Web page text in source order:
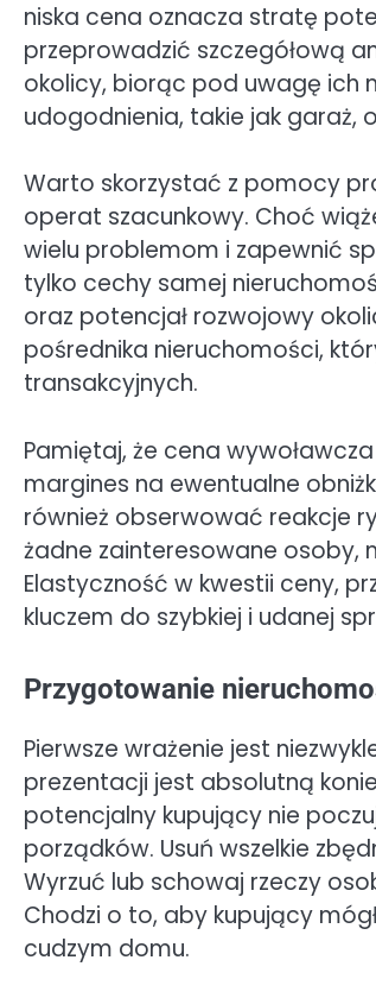
niska cena oznacza stratę
przeprowadzić szczegółową
okolicy, biorąc pod uwagę ich
udogodnienia, takie jak garaż,
Warto skorzystać z pomocy
operat szacunkowy. Choć
wielu problemom i zapewnić
tylko cechy samej
oraz potencjał rozwojowy
pośrednika nieruchomości,
transakcyjnych.
Pamiętaj, że cena
margines na ewentualne
również obserwować reakcje
żadne zainteresowane osoby,
Elastyczność w kwestii ceny,
kluczem do szybkiej i udanej
Przygotowanie
Pierwsze wrażenie jest
prezentacji jest absolutną
potencjalny kupujący nie
porządków. Usuń wszelkie
Wyrzuć lub schowaj rzeczy
Chodzi o to, aby kupujący
cudzym domu.